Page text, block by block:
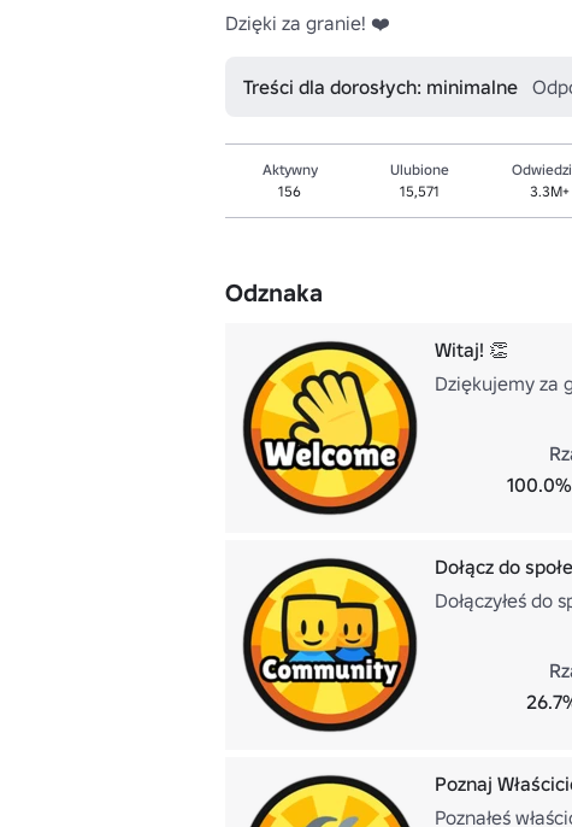
Dzięki za granie! ❤️
Treści dla dorosłych: minimalne
Aktywny
156
Ulubione
15,571
3.3M+
Odznaka
Witaj! 👏
Dziękujemy za
Dołącz do
Dołączyłeś do
Poznaj
Poznałeś